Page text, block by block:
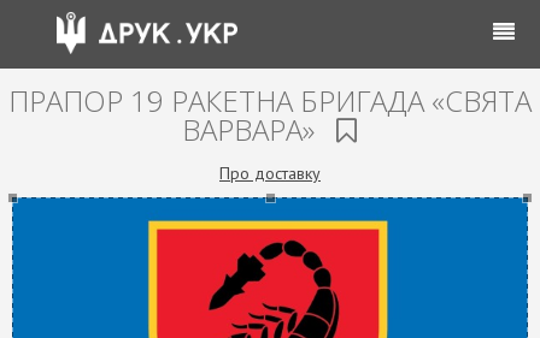
ПРАПОР 19 РАКЕТНА БРИГАДА «СВЯТА
ВАРВАРА»
Про доставку